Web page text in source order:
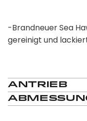
-Brandneuer Sea
gereinigt und
Antrieb